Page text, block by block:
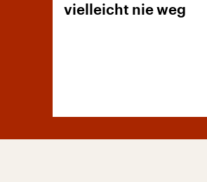
vielleicht nie weg